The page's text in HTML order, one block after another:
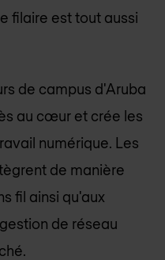
filaire est tout aussi
de campus d'Aruba
au cœur et crée les
numérique. Les
de manière
fil ainsi qu'aux
de réseau